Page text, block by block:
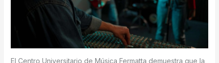
El Centro Universitario de Música Fermatta demuestra que la